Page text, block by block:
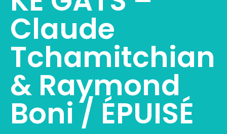
Claude
Tchamitchian
& Raymond
Boni / ÉPUISÉ